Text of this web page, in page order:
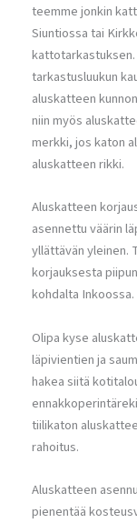
teemme jonkin
Siuntiossa tai
tarkastusluukun
aluskatteen
niin myös
merkki, jos katon
aluskatteen rikki.
Aluskatteen
asennettu väärin
yllättävän yleinen.
korjauksesta
kohdalta Inkoossa.
Olipa kyse
läpivientien ja
hakea siitä
tiilikaton
rahoitus.
Aluskatteen
pienentää